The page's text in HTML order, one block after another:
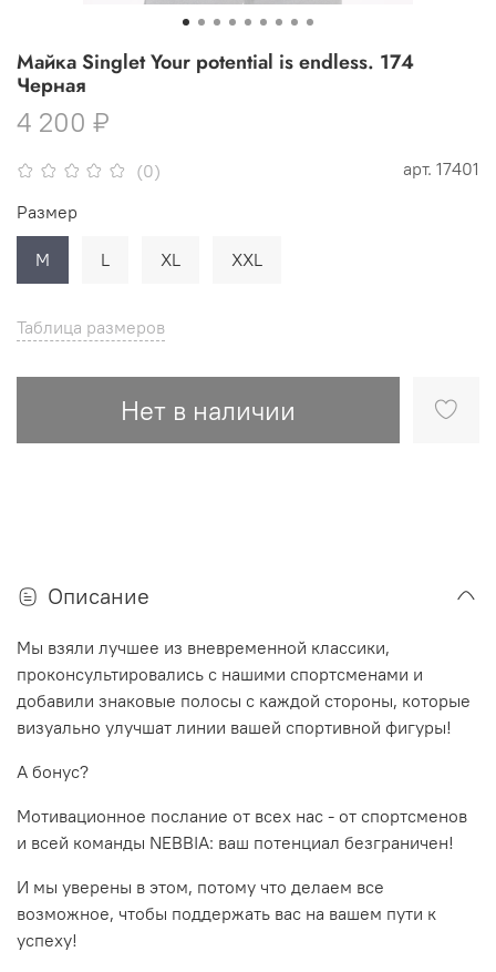
(0) арт. 17401
Майка Singlet Your potential is endless. 174
Черная
4 200 ₽
Таблица размеров
Нет в наличии
Размер
M L XL XXL
Описание
Мы взяли лучшее из вневременной классики,
проконсультировались с нашими спортсменами и
добавили знаковые полосы с каждой стороны, которые
визуально улучшат линии вашей спортивной фигуры!
А бонус?
Мотивационное послание от всех нас - от спортсменов
и всей команды NEBBIA: ваш потенциал безграничен!
И мы уверены в этом, потому что делаем все
возможное, чтобы поддержать вас на вашем пути к
успеху!